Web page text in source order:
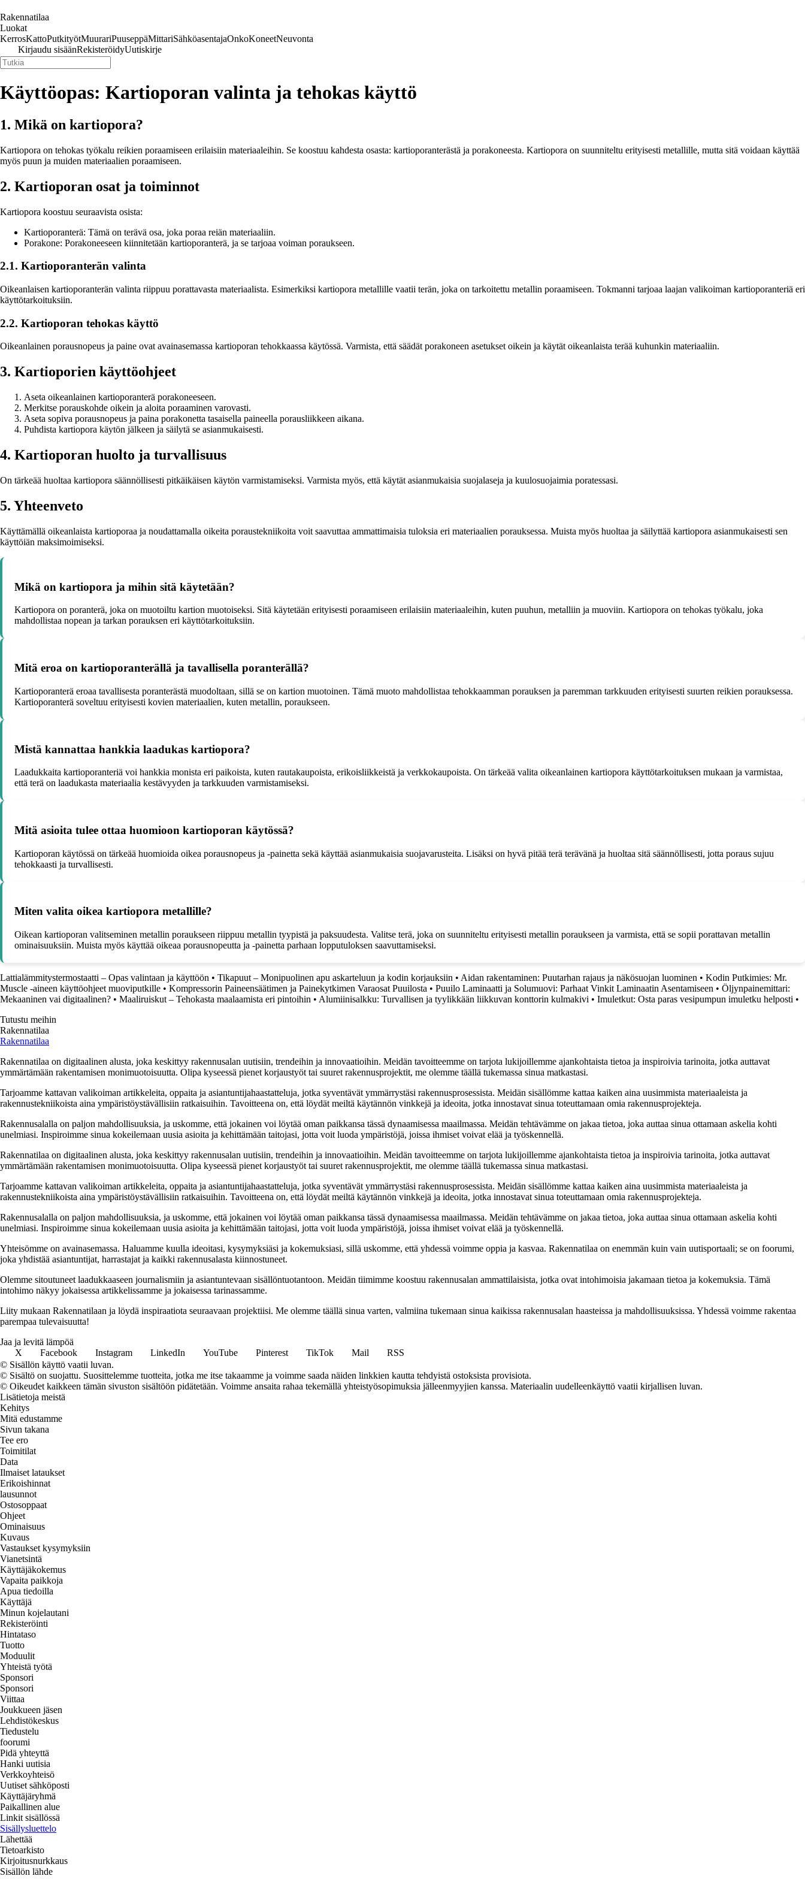
Rakennatilaa
Luokat
KerrosKattoPutkityötMuurariPuuseppäMittariSähköasentajaOnkoKoneetNeuvonta
Kirjaudu sisäänRekisteröidyUutiskirje
Käyttöopas: Kartioporan valinta ja tehokas käyttö
1. Mikä on kartiopora?
Kartiopora on tehokas työkalu reikien poraamiseen erilaisiin materiaaleihin. Se koostuu kahdesta osasta: kartioporanterästä ja porakoneesta. Kartiopora on suunniteltu erityisesti metallille, mutta sitä voidaan käyttää
myös puun ja muiden materiaalien poraamiseen.
2. Kartioporan osat ja toiminnot
Kartiopora koostuu seuraavista osista:
Kartioporanterä: Tämä on terävä osa, joka poraa reiän materiaaliin.
Porakone: Porakoneeseen kiinnitetään kartioporanterä, ja se tarjoaa voiman poraukseen.
2.1. Kartioporanterän valinta
Oikeanlaisen kartioporanterän valinta riippuu porattavasta materiaalista. Esimerkiksi kartiopora metallille vaatii terän, joka on tarkoitettu metallin poraamiseen. Tokmanni tarjoaa laajan valikoiman kartioporanteriä eri
käyttötarkoituksiin.
2.2. Kartioporan tehokas käyttö
Oikeanlainen porausnopeus ja paine ovat avainasemassa kartioporan tehokkaassa käytössä. Varmista, että säädät porakoneen asetukset oikein ja käytät oikeanlaista terää kuhunkin materiaaliin.
3. Kartioporien käyttöohjeet
Aseta oikeanlainen kartioporanterä porakoneeseen.
Merkitse porauskohde oikein ja aloita poraaminen varovasti.
Aseta sopiva porausnopeus ja paina porakonetta tasaisella paineella porausliikkeen aikana.
Puhdista kartiopora käytön jälkeen ja säilytä se asianmukaisesti.
4. Kartioporan huolto ja turvallisuus
On tärkeää huoltaa kartiopora säännöllisesti pitkäikäisen käytön varmistamiseksi. Varmista myös, että käytät asianmukaisia suojalaseja ja kuulosuojaimia poratessasi.
5. Yhteenveto
Käyttämällä oikeanlaista kartioporaa ja noudattamalla oikeita poraustekniikoita voit saavuttaa ammattimaisia tuloksia eri materiaalien porauksessa. Muista myös huoltaa ja säilyttää kartiopora asianmukaisesti sen
käyttöiän maksimoimiseksi.
Mikä on kartiopora ja mihin sitä käytetään?
Kartiopora on poranterä, joka on muotoiltu kartion muotoiseksi. Sitä käytetään erityisesti poraamiseen erilaisiin materiaaleihin, kuten puuhun, metalliin ja muoviin. Kartiopora on tehokas työkalu, joka
mahdollistaa nopean ja tarkan porauksen eri käyttötarkoituksiin.
Mitä eroa on kartioporanterällä ja tavallisella poranterällä?
Kartioporanterä eroaa tavallisesta poranterästä muodoltaan, sillä se on kartion muotoinen. Tämä muoto mahdollistaa tehokkaamman porauksen ja paremman tarkkuuden erityisesti suurten reikien porauksessa.
Kartioporanterä soveltuu erityisesti kovien materiaalien, kuten metallin, poraukseen.
Mistä kannattaa hankkia laadukas kartiopora?
Laadukkaita kartioporanteriä voi hankkia monista eri paikoista, kuten rautakaupoista, erikoisliikkeistä ja verkkokaupoista. On tärkeää valita oikeanlainen kartiopora käyttötarkoituksen mukaan ja varmistaa,
että terä on laadukasta materiaalia kestävyyden ja tarkkuuden varmistamiseksi.
Mitä asioita tulee ottaa huomioon kartioporan käytössä?
Kartioporan käytössä on tärkeää huomioida oikea porausnopeus ja -painetta sekä käyttää asianmukaisia suojavarusteita. Lisäksi on hyvä pitää terä terävänä ja huoltaa sitä säännöllisesti, jotta poraus sujuu
tehokkaasti ja turvallisesti.
Miten valita oikea kartiopora metallille?
Oikean kartioporan valitseminen metallin poraukseen riippuu metallin tyypistä ja paksuudesta. Valitse terä, joka on suunniteltu erityisesti metallin poraukseen ja varmista, että se sopii porattavan metallin
ominaisuuksiin. Muista myös käyttää oikeaa porausnopeutta ja -painetta parhaan lopputuloksen saavuttamiseksi.
Lattialämmitystermostaatti – Opas valintaan ja käyttöön • Tikapuut – Monipuolinen apu askarteluun ja kodin korjauksiin • Aidan rakentaminen: Puutarhan rajaus ja näkösuojan luominen • Kodin Putkimies: Mr.
Muscle -aineen käyttöohjeet muoviputkille • Kompressorin Paineensäätimen ja Painekytkimen Varaosat Puuilosta • Puuilo Laminaatti ja Solumuovi: Parhaat Vinkit Laminaatin Asentamiseen • Öljynpainemittari:
Mekaaninen vai digitaalinen? • Maaliruiskut – Tehokasta maalaamista eri pintoihin • Alumiinisalkku: Turvallisen ja tyylikkään liikkuvan konttorin kulmakivi • Imuletkut: Osta paras vesipumpun imuletku helposti •
Tutustu meihin
Rakennatilaa
Rakennatilaa
Rakennatilaa on digitaalinen alusta, joka keskittyy rakennusalan uutisiin, trendeihin ja innovaatioihin. Meidän tavoitteemme on tarjota lukijoillemme ajankohtaista tietoa ja inspiroivia tarinoita, jotka auttavat
ymmärtämään rakentamisen monimuotoisuutta. Olipa kyseessä pienet korjaustyöt tai suuret rakennusprojektit, me olemme täällä tukemassa sinua matkastasi.
Tarjoamme kattavan valikoiman artikkeleita, oppaita ja asiantuntijahaastatteluja, jotka syventävät ymmärrystäsi rakennusprosessista. Meidän sisällömme kattaa kaiken aina uusimmista materiaaleista ja
rakennustekniikoista aina ympäristöystävällisiin ratkaisuihin. Tavoitteena on, että löydät meiltä käytännön vinkkejä ja ideoita, jotka innostavat sinua toteuttamaan omia rakennusprojekteja.
Rakennusalalla on paljon mahdollisuuksia, ja uskomme, että jokainen voi löytää oman paikkansa tässä dynaamisessa maailmassa. Meidän tehtävämme on jakaa tietoa, joka auttaa sinua ottamaan askelia kohti
unelmiasi. Inspiroimme sinua kokeilemaan uusia asioita ja kehittämään taitojasi, jotta voit luoda ympäristöjä, joissa ihmiset voivat elää ja työskennellä.
Rakennatilaa on digitaalinen alusta, joka keskittyy rakennusalan uutisiin, trendeihin ja innovaatioihin. Meidän tavoitteemme on tarjota lukijoillemme ajankohtaista tietoa ja inspiroivia tarinoita, jotka auttavat
ymmärtämään rakentamisen monimuotoisuutta. Olipa kyseessä pienet korjaustyöt tai suuret rakennusprojektit, me olemme täällä tukemassa sinua matkastasi.
Tarjoamme kattavan valikoiman artikkeleita, oppaita ja asiantuntijahaastatteluja, jotka syventävät ymmärrystäsi rakennusprosessista. Meidän sisällömme kattaa kaiken aina uusimmista materiaaleista ja
rakennustekniikoista aina ympäristöystävällisiin ratkaisuihin. Tavoitteena on, että löydät meiltä käytännön vinkkejä ja ideoita, jotka innostavat sinua toteuttamaan omia rakennusprojekteja.
Rakennusalalla on paljon mahdollisuuksia, ja uskomme, että jokainen voi löytää oman paikkansa tässä dynaamisessa maailmassa. Meidän tehtävämme on jakaa tietoa, joka auttaa sinua ottamaan askelia kohti
unelmiasi. Inspiroimme sinua kokeilemaan uusia asioita ja kehittämään taitojasi, jotta voit luoda ympäristöjä, joissa ihmiset voivat elää ja työskennellä.
Yhteisömme on avainasemassa. Haluamme kuulla ideoitasi, kysymyksiäsi ja kokemuksiasi, sillä uskomme, että yhdessä voimme oppia ja kasvaa. Rakennatilaa on enemmän kuin vain uutisportaali; se on foorumi,
joka yhdistää asiantuntijat, harrastajat ja kaikki rakennusalasta kiinnostuneet.
Olemme sitoutuneet laadukkaaseen journalismiin ja asiantuntevaan sisällöntuotantoon. Meidän tiimimme koostuu rakennusalan ammattilaisista, jotka ovat intohimoisia jakamaan tietoa ja kokemuksia. Tämä
intohimo näkyy jokaisessa artikkelissamme ja jokaisessa tarinassamme.
Liity mukaan Rakennatilaan ja löydä inspiraatiota seuraavaan projektiisi. Me olemme täällä sinua varten, valmiina tukemaan sinua kaikissa rakennusalan haasteissa ja mahdollisuuksissa. Yhdessä voimme rakentaa
parempaa tulevaisuutta!
Jaa ja levitä lämpöä
X
Facebook Instagram LinkedIn YouTube Pinterest TikTok Mail
RSS
© Sisällön käyttö vaatii luvan.
© Sisältö on suojattu. Suosittelemme tuotteita, jotka me itse takaamme ja voimme saada näiden linkkien kautta tehdyistä ostoksista provisiota.
© Oikeudet kaikkeen tämän sivuston sisältöön pidätetään. Voimme ansaita rahaa tekemällä yhteistyösopimuksia jälleenmyyjien kanssa. Materiaalin uudelleenkäyttö vaatii kirjallisen luvan.
Lisätietoja meistä
Kehitys
Mitä edustamme
Sivun takana
Tee ero
Toimitilat
Data
Ilmaiset lataukset
Erikoishinnat
lausunnot
Ostosoppaat
Ohjeet
Ominaisuus
Kuvaus
Vastaukset kysymyksiin
Vianetsintä
Käyttäjäkokemus
Vapaita paikkoja
Apua tiedoilla
Käyttäjä
Minun kojelautani
Rekisteröinti
Hintataso
Tuotto
Moduulit
Yhteistä työtä
Sponsori
Sponsori
Viittaa
Joukkueen jäsen
Lehdistökeskus
Tiedustelu
foorumi
Pidä yhteyttä
Hanki uutisia
Verkkoyhteisö
Uutiset sähköposti
Käyttäjäryhmä
Paikallinen alue
Linkit sisällössä
Sisällysluettelo
Lähettää
Tietoarkisto
Kirjoitusnurkkaus
Sisällön lähde